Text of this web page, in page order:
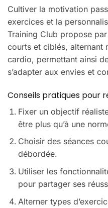
Cultiver la motivation
exercices et la
Training Club propose
courts et ciblés, alternant
cardio, permettant ainsi
s’adapter aux envies et
Conseils pratiques pour
Fixer un objectif
être plus qu’à une
Choisir des séances
débordée.
Utiliser les
pour partager ses
Alterner types